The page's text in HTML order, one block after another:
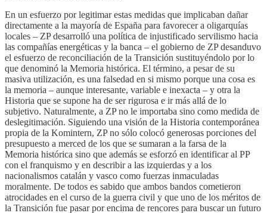
En un esfuerzo por legitimar estas medidas que implicaban dañar
directamente a la mayoría de España para favorecer a oligarquías
locales – ZP desarrolló una política de injustificado servilismo hacia
las compañías energéticas y la banca – el gobierno de ZP desanduvo
el esfuerzo de reconciliación de la Transición sustituyéndolo por lo
que denominó la Memoria histórica. El término, a pesar de su
masiva utilización, es una falsedad en si mismo porque una cosa es
la memoria – aunque interesante, variable e inexacta – y otra la
Historia que se supone ha de ser rigurosa e ir más allá de lo
subjetivo. Naturalmente, a ZP no le importaba sino como medida de
deslegitimación. Siguiendo una visión de la Historia contemporánea
propia de la Komintern, ZP no sólo colocó generosas porciones del
presupuesto a merced de los que se sumaran a la farsa de la
Memoria histórica sino que además se esforzó en identificar al PP
con el franquismo y en describir a las izquierdas y a los
nacionalismos catalán y vasco como fuerzas inmaculadas
moralmente. De todos es sabido que ambos bandos cometieron
atrocidades en el curso de la guerra civil y que uno de los méritos de
la Transición fue pasar por encima de rencores para buscar un futuro